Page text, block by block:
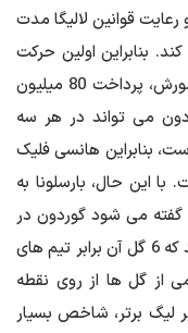
قوانین لالیگا مدت
بنابراین اولین حرکت
این باشگاه پس از سر و سامان دادن به امورش، پرداخت 80 میلیون
می تواند در هر سه
بنابراین هانسی فلیک
این حال، بارسلونا به
می شود گوردون در
این فصل لیگ قهرمانان 10 گل به ثمر رساند که 6 گل آن برابر تیم های
از گل ها از روی نقطه
12 گل در 60 بازی اخیر لیگ برتر، شاخص بسیار